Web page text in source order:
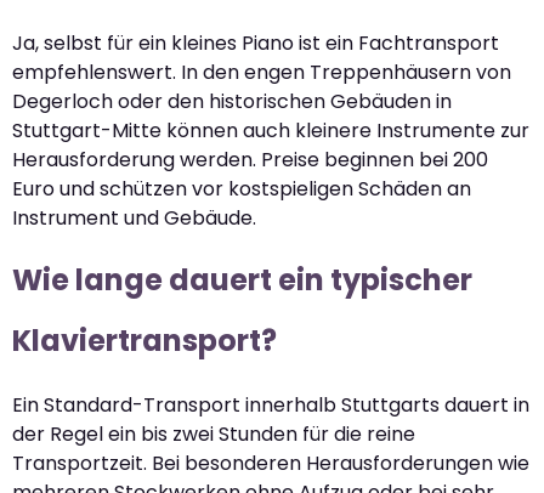
Ja, selbst für ein kleines Piano ist ein Fachtransport
empfehlenswert. In den engen Treppenhäusern von
Degerloch oder den historischen Gebäuden in
Stuttgart-Mitte können auch kleinere Instrumente zur
Herausforderung werden. Preise beginnen bei 200
Euro und schützen vor kostspieligen Schäden an
Instrument und Gebäude.
Wie lange dauert ein typischer
Klaviertransport?
Ein Standard-Transport innerhalb Stuttgarts dauert in
der Regel ein bis zwei Stunden für die reine
Transportzeit. Bei besonderen Herausforderungen wie